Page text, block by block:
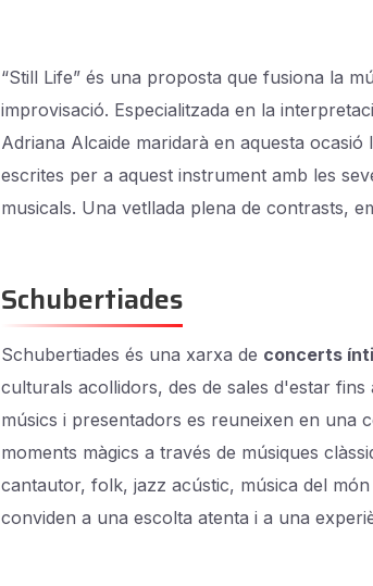
“Still Life” és una proposta que fusiona la
improvisació. Especialitzada en la
Adriana Alcaide maridarà en aquesta ocasió
escrites per a aquest instrument amb les
musicals. Una vetllada plena de contrasts,
Schubertiades
Schubertiades és una xarxa de concerts
culturals acollidors, des de sales d'estar
músics i presentadors es reuneixen en una
moments màgics a través de músiques
cantautor, folk, jazz acústic, música del
conviden a una escolta atenta i a una